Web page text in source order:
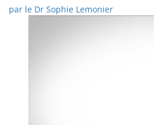
par le Dr Sophie Lemonier